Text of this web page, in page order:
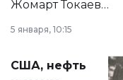
Жомарт Токаев
сразу несколько
актуальных тем —
от слухов о
5 января, 10:15
США, нефть